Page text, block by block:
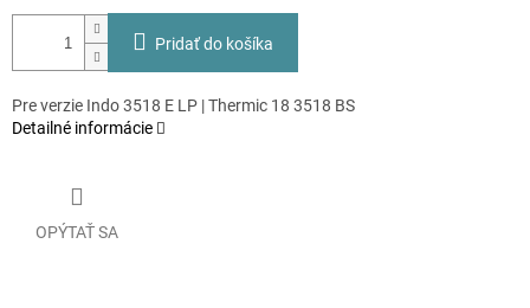
Pridať do košíka
Pre verzie Indo 3518 E LP | Thermic 18 3518 BS
Detailné informácie
OPÝTAŤ SA